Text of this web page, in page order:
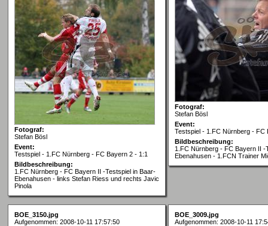
Fotograf:
Stefan Bösl
Event:
Testspiel - 1.FC Nürnberg - FC Bayern 2 - 1:1
Bildbeschreibung:
1.FC Nürnberg - FC Bayern II -Testspiel in Baar-
Ebenahusen - links Stefan Riess und rechts Javic
Pinola
Fotograf:
Stefan Bösl
Event:
Testspiel - 1.FC Nürnberg - FC
Bildbeschreibung:
1.FC Nürnberg - FC Bayern II -
Ebenahusen - 1.FCN Trainer
BOE_3150.jpg
Aufgenommen: 2008-10-11 17:57:50
BOE_3009.jpg
Aufgenommen: 2008-10-11